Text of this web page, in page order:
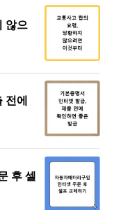
않으
전에
후 셀